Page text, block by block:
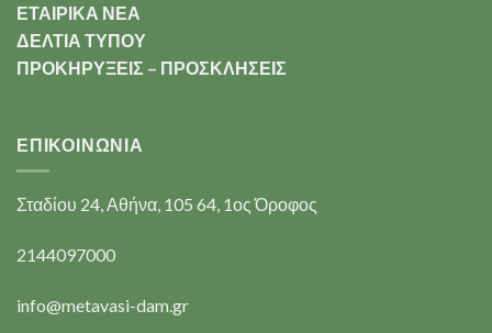
ΕΤΑΙΡΙΚΑ ΝΕΑ
ΔΕΛΤΙΑ ΤΥΠΟΥ
ΠΡΟΚΗΡΥΞΕΙΣ – ΠΡΟΣΚΛΗΣΕΙΣ
ΕΠΙΚΟΙΝΩΝΊΑ
Σταδίου 24, Αθήνα, 105 64, 1ος Όροφος
2144097000
info@metavasi-dam.gr